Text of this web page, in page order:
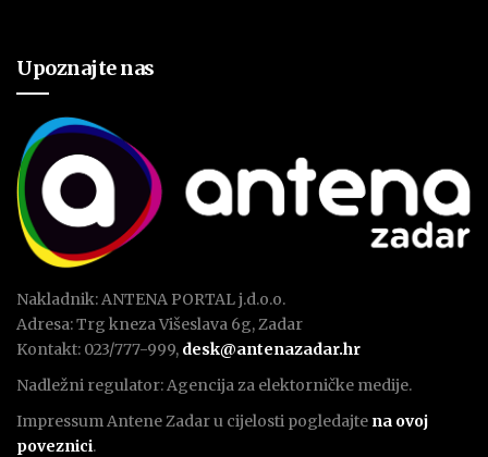
Upoznajte nas
Nakladnik: ANTENA PORTAL j.d.o.o.
Adresa: Trg kneza Višeslava 6g, Zadar
Kontakt: 023/777-999, desk@antenazadar.hr
Nadležni regulator: Agencija za elektorničke medije.
Impressum Antene Zadar u cijelosti pogledajte na ovoj
poveznici.